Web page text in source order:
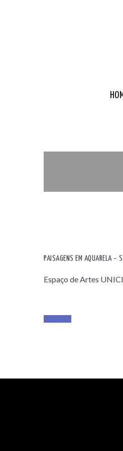
PAISAGENS EM AQUARELA –
Espaço de Artes